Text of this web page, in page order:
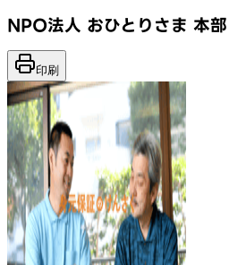
NPO法人 おひとりさま 本部
印刷